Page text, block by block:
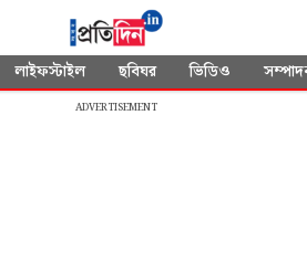
লাইফস্টাইল ছবিঘর ভিডিও
ADVERTISEMENT